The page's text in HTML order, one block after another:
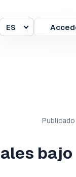
Idioma
ES
bajo